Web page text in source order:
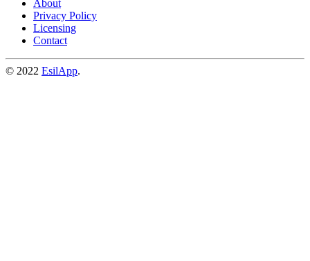
About
Privacy Policy
Licensing
Contact
© 2022 EsilApp.